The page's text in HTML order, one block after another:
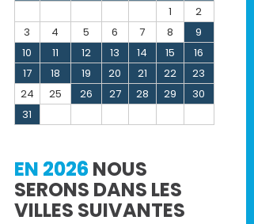
1
2
3
4 5 6 7 8
9
10
11 12 13 14 15
16
17
18 19 20 21 22
23
24
25 26 27 28 29
30
31
EN 2026 NOUS
SERONS DANS LES
VILLES SUIVANTES